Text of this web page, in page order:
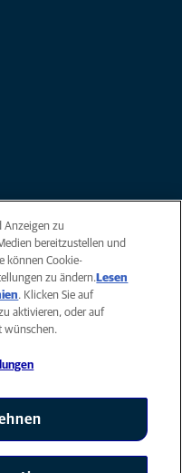
Weil Ihr Tier die beste
von Mars, Inc © 2026
Anzeigen zu
bereitzustellen und
können Cookie-
zu ändern. Lesen
(opens in a new tab)
. Klicken Sie auf
aktivieren, oder auf
wünschen.